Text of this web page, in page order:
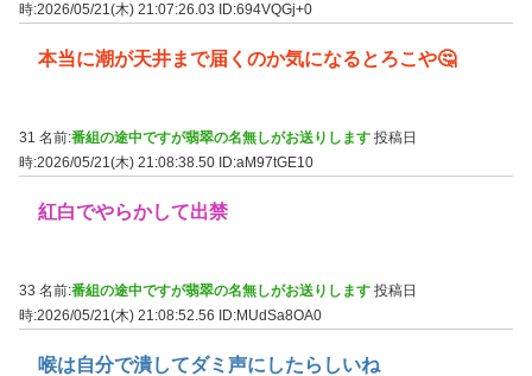
時:2026/05/21(木) 21:07:26.03
ID:694VQGj+0
本当に潮が天井まで届くのか気になるとろこや🤔
31 名前:番組の途中ですが翡翠の名無しがお送りします 投稿日
時:2026/05/21(木) 21:08:38.50 ID:aM97tGE10
紅白でやらかして出禁
33 名前:番組の途中ですが翡翠の名無しがお送りします 投稿日
時:2026/05/21(木) 21:08:52.56 ID:MUdSa8OA0
喉は自分で潰してダミ声にしたらしいね